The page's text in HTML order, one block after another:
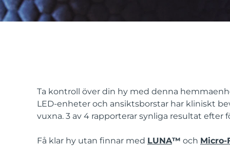
Ta kontroll över din hy med denna
LED-enheter och ansiktsborstar har kliniskt
vuxna. 3 av 4 rapporterar synliga resultat efter
Få klar hy utan finnar med LUNA™ och Micro-
FAQ™ Dual LED Panel